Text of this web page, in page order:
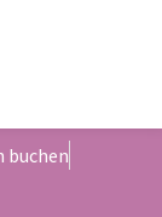
buchen